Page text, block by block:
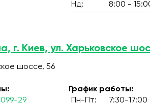
Нд: 8:00 -
г. Киев, ул. Харьковское
шоссе, 56
29
График работы:
Пн-Пт:
7:30-17:00